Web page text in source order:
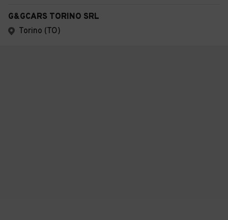
G&GCARS TORINO SRL
Torino (TO)